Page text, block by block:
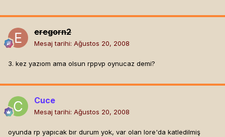
eregorn2
Mesaj tarihi: Ağustos 20, 2008
3. kez yazıom ama olsun rppvp oynucaz demi?
Cuce
Mesaj tarihi: Ağustos 20, 2008
oyunda rp yapıcak bır durum yok, var olan lore'da katledilmiş